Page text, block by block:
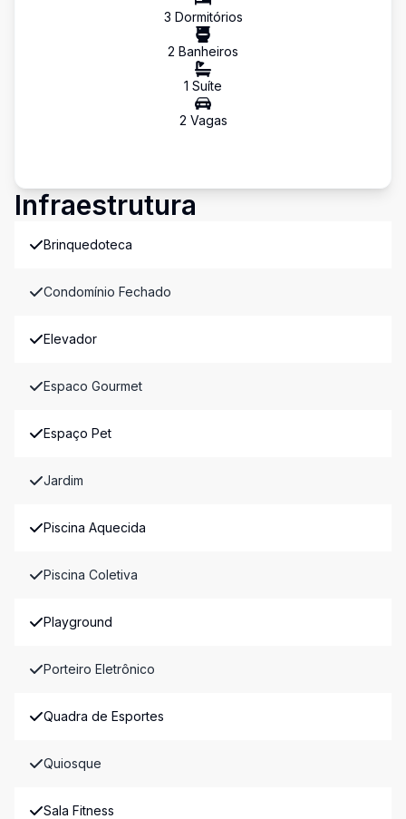
3 Dormitórios
2 Banheiros
1 Suíte
2 Vagas
Infraestrutura
Brinquedoteca
Condomínio Fechado
Elevador
Espaco Gourmet
Espaço Pet
Jardim
Piscina Aquecida
Piscina Coletiva
Playground
Porteiro Eletrônico
Quadra de Esportes
Quiosque
Sala Fitness